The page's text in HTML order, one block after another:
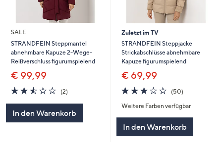
anzuzeigen.
SALE
STRANDFEIN Steppmantel
abnehmbare Kapuze 2-Wege-
Reißverschluss figurumspielend
€ 99,99
2.5
von
(2)2
In den Warenkorb
Zuletzt im TV
STRANDFEIN Steppjacke
Strickabschlüsse abnehmbare
Kapuze figurumspielend
€ 69,99
3.0
von
5
(50)50
Weitere Farben verfügbar
In den Warenkorb